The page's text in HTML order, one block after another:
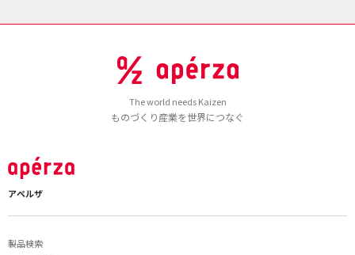
The world needs Kaizen
ものづくり産業を世界につなぐ
アペルザ
製品検索